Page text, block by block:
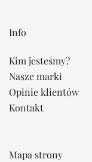
Info
Kim jesteśmy?
Nasze marki
Opinie klientów
Kontakt
Mapa strony